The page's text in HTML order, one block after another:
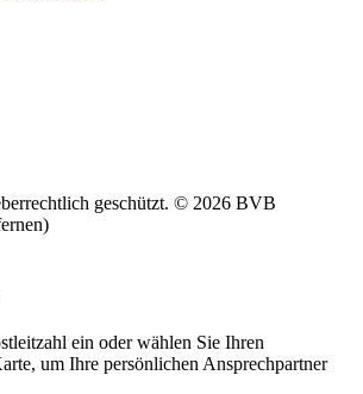
geschützt. © 2026 BVB
ein oder wählen Sie Ihren
um Ihre persönlichen Ansprechpartner